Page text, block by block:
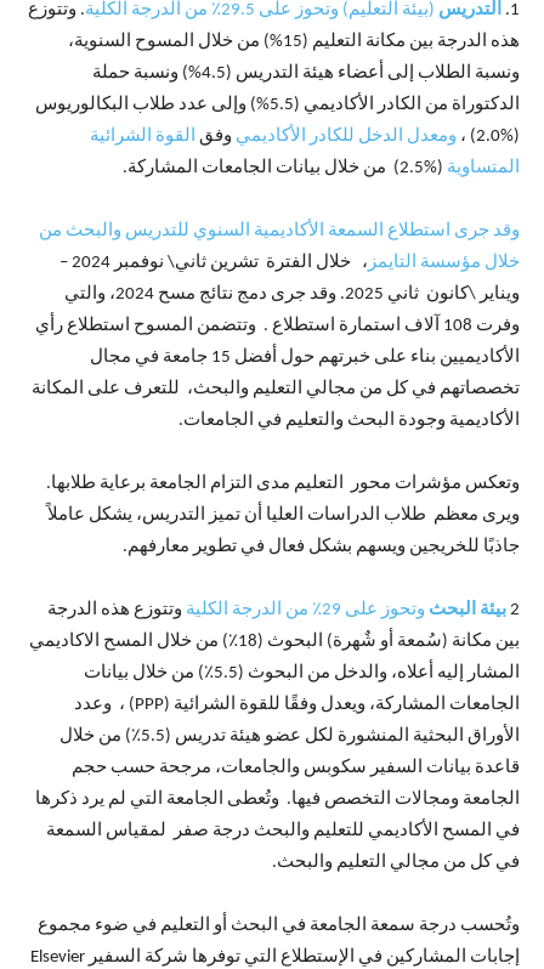
1. التدريس (بيئة التعليم) وتحوز على 29.5٪ من الدرجة الكلية
. وتتوزع
هذه الدرجة بين مكانة التعليم (15%) من خلال المسوح السنوية،
ونسبة الطلاب إلى أعضاء هيئة التدريس (4.5%) ونسبة حملة
الدكتوراة من الكادر الأكاديمي (5.5%) وإلى عدد طلاب البكالوريوس
(%2.0) ،
ومعدل الدخل للكادر الأكاديمي وفق القوة الشرائية
المتساوية (%2.5) من خلال بيانات الجامعات المشاركة.
وقد جرى استطلاع السمعة الأكاديمية السنوي للتدريس والبحث من
خلال مؤسسة التايمز
، خلال الفترة تشرين ثاني\ نوفمبر 2024 –
ويناير \كانون ثاني 2025. وقد جرى دمج نتائج مسح 2024، والتي
وفرت 108 آلاف استمارة استطلاع . وتتضمن المسوح استطلاع رأي
الأكاديميين بناء على خبرتهم حول أفضل 15 جامعة في مجال
تخصصاتهم في كل من مجالي التعليم والبحث، للتعرف على المكانة
الأكاديمية وجودة البحث والتعليم في الجامعات.
وتعكس مؤشرات محور التعليم مدى التزام الجامعة برعاية طلابها.
ويرى معظم طلاب الدراسات العليا أن تميز التدريس، يشكل عاملاً
جاذبًا للخريجين ويسهم بشكل فعال في تطوير معارفهم.
2 بيئة البحث وتحوز على 29٪ من الدرجة الكلية
وتتوزع هذه الدرجة
بين مكانة (سُمعة أو شٌهرة) البحوث (18٪) من خلال المسح الاكاديمي
المشار إليه أعلاه، والدخل من البحوث (5.5٪) من خلال بيانات
الجامعات المشاركة، ويعدل وفقًا للقوة الشرائية (PPP) ، وعدد
الأوراق البحثية المنشورة لكل عضو هيئة تدريس (5.5٪) من خلال
قاعدة بيانات السفير سكوبس والجامعات، مرجحة حسب حجم
الجامعة ومجالات التخصص فيها. وتُعطى الجامعة التي لم يرد ذكرها
في المسح الأكاديمي للتعليم والبحث درجة صفر لمقياس السمعة
في كل من مجالي التعليم والبحث.
وتُحسب درجة سمعة الجامعة في البحث أو التعليم في ضوء مجموع
إجابات المشاركين في الإستطلاع التي توفرها شركة السفير Elsevier